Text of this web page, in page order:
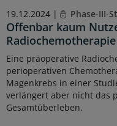
19.12.2024 | Phase-III-
Offenbar kaum
Eine präoperative
perioperativen
Magenkrebs in einer
verlängert aber nicht das
Gesamtüberleben.